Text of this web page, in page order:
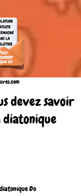
devez savoir
diatonique
Do